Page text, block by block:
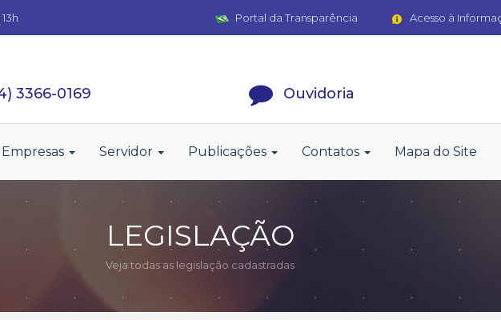
Acesso à
Portal da Transparência
3366-0169 Ouvidoria
Empresas Servidor Publicações Contatos Mapa do Site
LEGISLAÇÃO
Veja todas as legislação cadastradas